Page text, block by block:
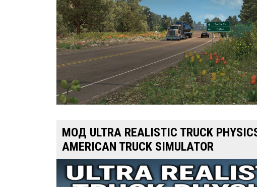
МОД ULTRA REALISTIC TRUCK
AMERICAN TRUCK SIMULATOR